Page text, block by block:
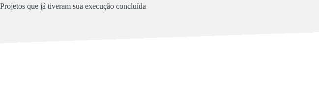
Projetos que já tiveram sua execução concluída